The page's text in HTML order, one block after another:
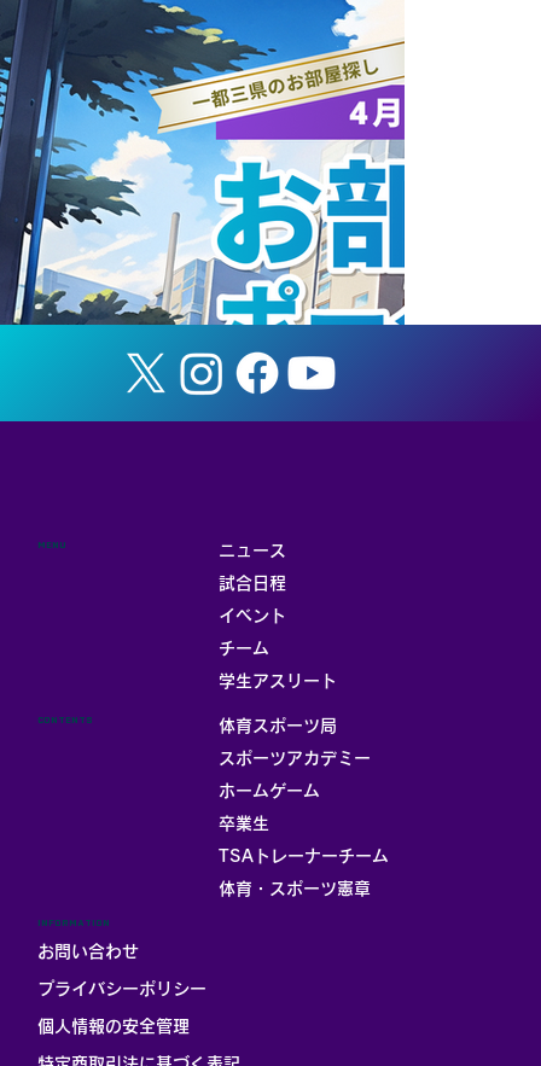
【試合報告】令和8年度関東学生馬術競技
大会（障害・馬場）
ニュース
試合日程
イベント
チーム
学生アスリート
MENU
体育スポーツ局
スポーツアカデミー
ホームゲーム
卒業生
TSAトレーナーチーム
体育・スポーツ憲章
CONTENTS
INFORMATION
お問い合わせ
プライバシーポリシー
個人情報の安全管理